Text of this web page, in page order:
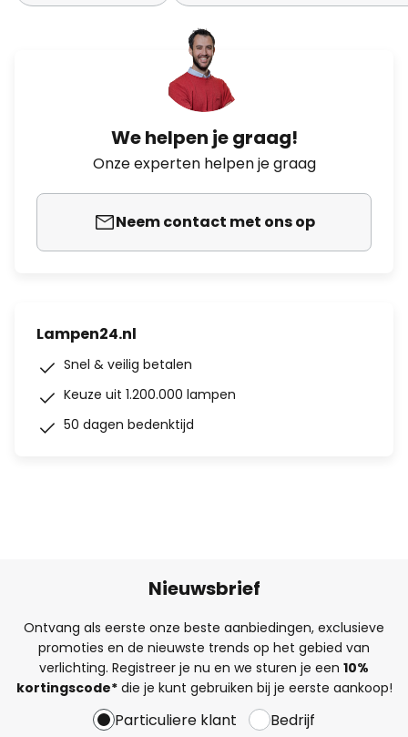
We helpen je graag!
Onze experten helpen je graag
Neem contact met ons op
Lampen24.nl
Snel & veilig betalen
Keuze uit 1.200.000 lampen
50 dagen bedenktijd
Nieuwsbrief
Ontvang als eerste onze beste aanbiedingen, exclusieve
promoties en de nieuwste trends op het gebied van
verlichting. Registreer je nu en we sturen je een 10%
kortingscode*die je kunt gebruiken bij je eerste aankoop!
Particuliere klant Bedrijf